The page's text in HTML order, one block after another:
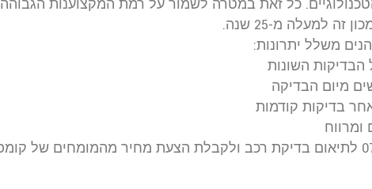
כל זאת במטרה לשמור על רמת המקצוענות הגבוהה
זה למעלה מ-25 שנה.
משלל יתרונות:
הבדיקות השונות
בדיקות קודמות